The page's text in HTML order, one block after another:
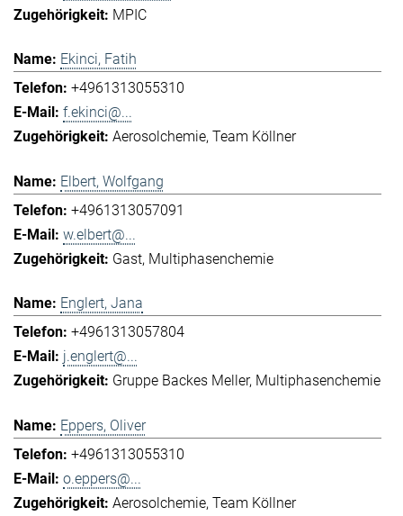
MPIC
Ekinci, Fatih
+4961313055310
f.ekinci@...
Aerosolchemie Team Köllner
Elbert, Wolfgang
+4961313057091
w.elbert@...
Gast Multiphasenchemie
Englert, Jana
+4961313057804
j.englert@...
Gruppe Backes Meller Multiphasenchemie
Eppers, Oliver
+4961313055310
o.eppers@...
Aerosolchemie Team Köllner